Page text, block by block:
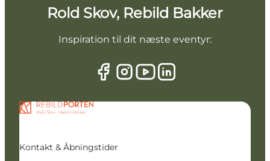
Rold Skov, Rebild Bakker
Inspiration til dit næste eventyr:
Kontakt & Åbningstider